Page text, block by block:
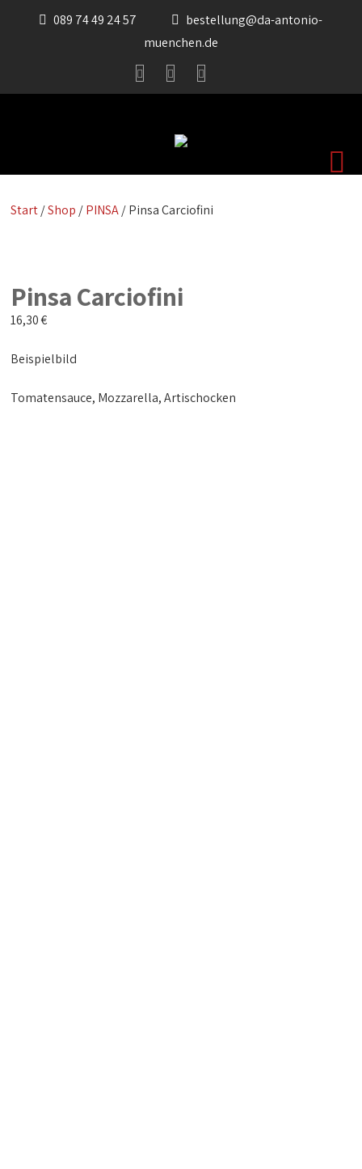
089 74 49 24 57
bestellung@da-antonio-
muenchen.de
Start/Shop /PINSA/ Pinsa Carciofini
Pinsa Carciofini
16,30€
Beispielbild
Tomatensauce, Mozzarella, Artischocken